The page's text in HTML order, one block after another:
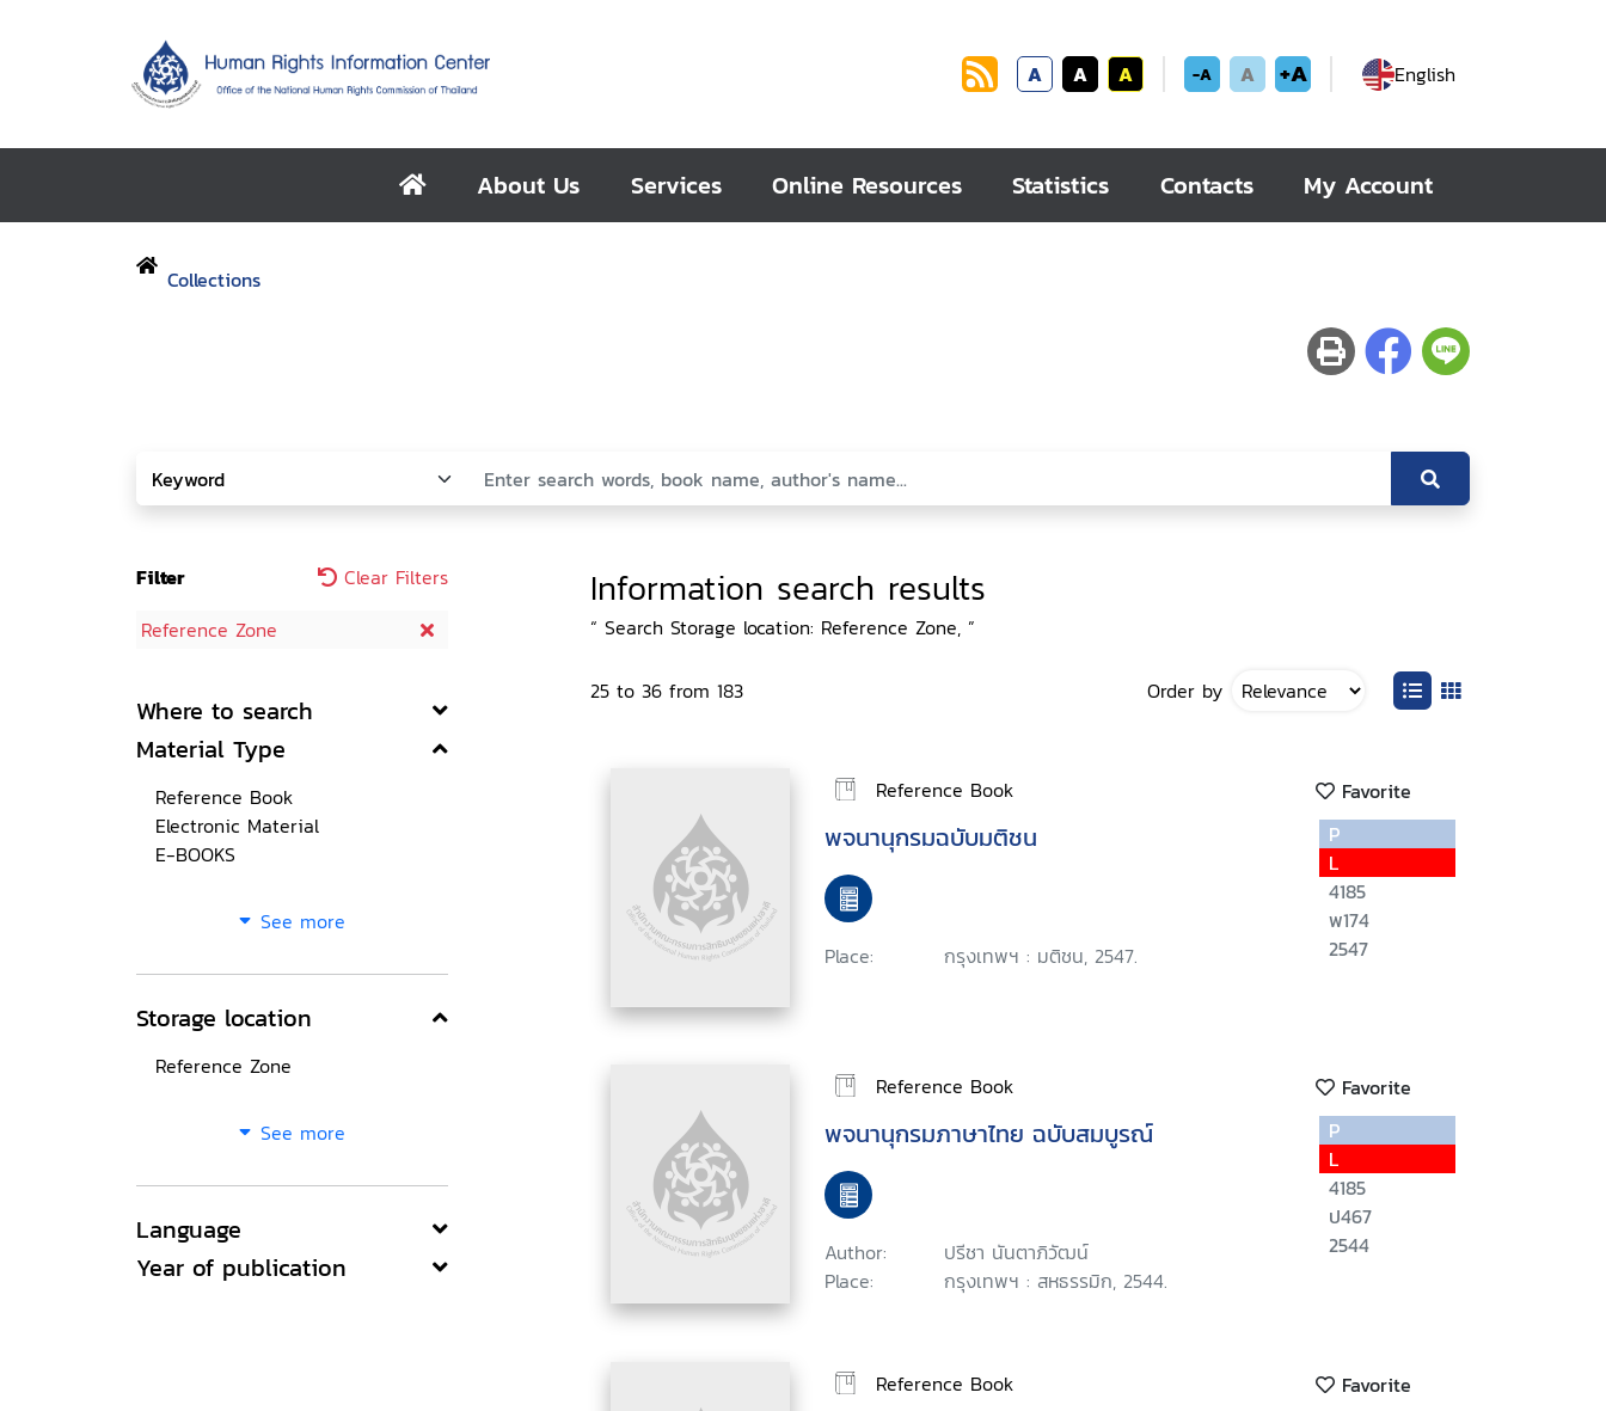
A A A -A A +A English
About Us Services Online Resources Statistics Contacts My Account
Collections
Filter
Clear Filters
Reference Zone
Where to search
Material Type
Reference Book
Electronic Material
E-BOOKS
See more
Storage location
Reference Zone
See more
Language
Year of publication
Information search results
“ Search Storage location: Reference Zone, ”
25 to 36 from 183 Order by
Reference Book Favorite
พจนานุกรมฉบับมติชน
Place: กรุงเทพฯ : มติชน, 2547.
P
L
4185
พ174
2547
Reference Book Favorite
พจนานุกรมภาษาไทย ฉบับสมบูรณ์
Author:
ปรีชา นันตาภิวัฒน์
Place:
กรุงเทพฯ : สหธรรมิก, 2544.
P
L
4185
ป467
2544
Reference Book Favorite